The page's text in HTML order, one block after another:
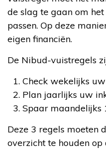
de slag te gaan om
passen. Op deze
eigen financiën.
De Nibud-vuistregels
Check wekelijks
Plan jaarlijks uw
Spaar maandelijks
Deze 3 regels moeten
overzicht te houden